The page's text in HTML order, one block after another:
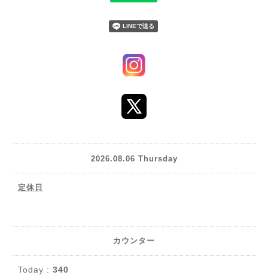
2026.08.06 Thursday
定休日
カウンター
Today : 340